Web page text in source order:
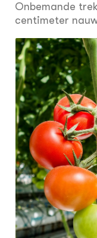
Onbemande
centimeter
gebied van
mogelijk. En de
is aanzienlijk.
stal wordt
toegepast op
dat
verschillende